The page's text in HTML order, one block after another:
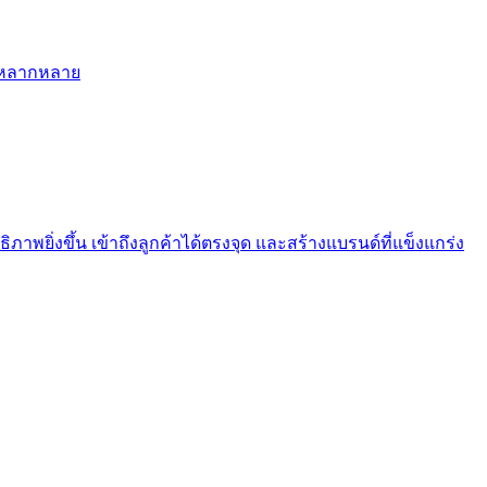
ลากหลาย
พยิ่งขึ้น เข้าถึงลูกค้าได้ตรงจุด และสร้างแบรนด์ที่แข็งแกร่ง